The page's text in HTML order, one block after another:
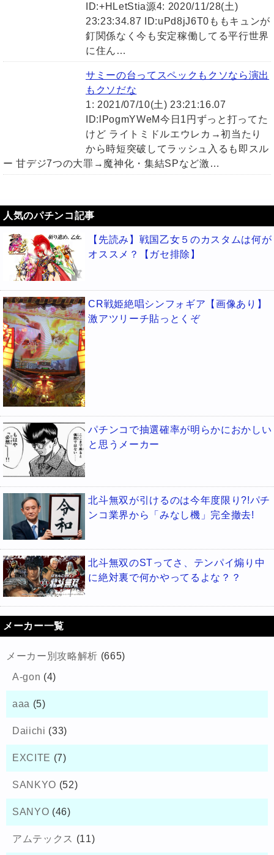
ID:+HLetStia源4: 2020/11/28(土)
23:23:34.87 ID:uPd8jJ6T0ももキュンが
釘関係なく今も安定稼働してる平行世界
に住ん…
サミーの台ってスペックもクソなら演出
もクソだな
1: 2021/07/10(土) 23:21:16.07
ID:lPogmYWeM今日1円ずっと打ってた
けど ライトミドルエウレカ→初当たり
から時短突破してラッシュ入るも即スル
ー 甘デジ7つの大罪→魔神化・集結SPなど激…
人気のパチンコ記事
【先読み】戦国乙女５のカスタムは何が
オススメ？【ガセ排除】
CR戦姫絶唱シンフォギア【画像あり】
激アツリーチ貼っとくぞ
パチンコで抽選確率が明らかにおかしい
と思うメーカー
北斗無双が引けるのは今年度限り?!パチ
ンコ業界から「みなし機」完全撤去!
北斗無双のSTってさ、テンパイ煽り中
に絶対裏で何かやってるよな？？
メーカー一覧
メーカー別攻略解析 (665)
A-gon (4)
aaa (5)
Daiichi (33)
EXCITE (7)
SANKYO (52)
SANYO (46)
アムテックス (11)